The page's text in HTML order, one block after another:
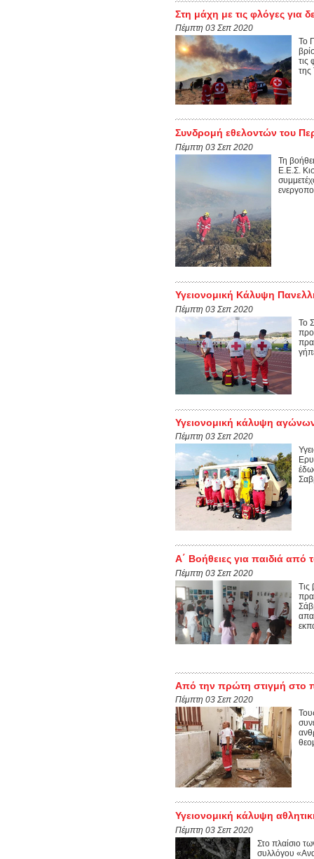
Στη μάχη με τις φλόγες για
Πέμπτη 03 Σεπ 2020
Το
τις
της
Συνδρομή εθελοντών του
Πέμπτη 03 Σεπ 2020
Τη
Ε.Ε.Σ.
Υγειονομική Κάλυψη
Πέμπτη 03 Σεπ 2020
Το
Υγειονομική κάλυψη
Πέμπτη 03 Σεπ 2020
Α΄ Βοήθειες για παιδιά
Πέμπτη 03 Σεπ 2020
Τις
Από την πρώτη στιγμή στο
Πέμπτη 03 Σεπ 2020
Υγειονομική κάλυψη
Πέμπτη 03 Σεπ 2020
Στο πλαίσιο
συλλόγου